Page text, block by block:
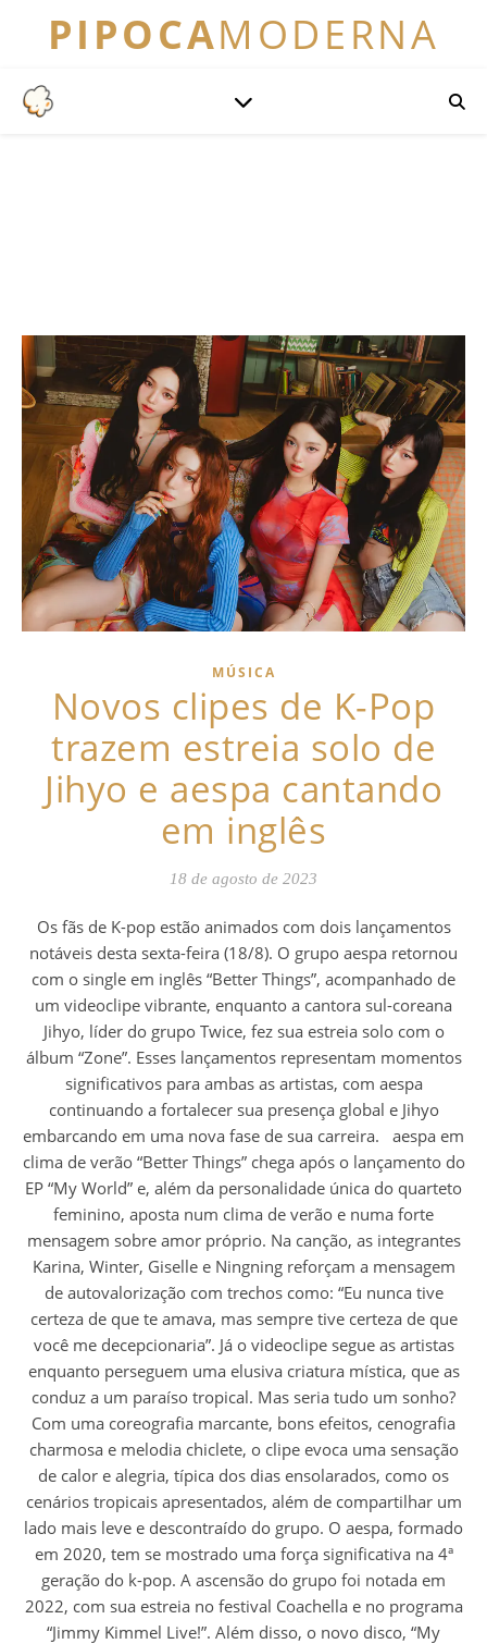
PIPOCAMODERNA
MÚSICA
Novos clipes de K-Pop
trazem estreia solo de
Jihyo e aespa cantando
em inglês
18 de agosto de 2023
Os fãs de K-pop estão animados com dois lançamentos
notáveis desta sexta-feira (18/8). O grupo aespa retornou
com o single em inglês “Better Things”, acompanhado de
um videoclipe vibrante, enquanto a cantora sul-coreana
Jihyo, líder do grupo Twice, fez sua estreia solo com o
álbum “Zone”. Esses lançamentos representam momentos
significativos para ambas as artistas, com aespa
continuando a fortalecer sua presença global e Jihyo
embarcando em uma nova fase de sua carreira. aespa em
clima de verão “Better Things” chega após o lançamento do
EP “My World” e, além da personalidade única do quarteto
feminino, aposta num clima de verão e numa forte
mensagem sobre amor próprio. Na canção, as integrantes
Karina, Winter, Giselle e Ningning reforçam a mensagem
de autovalorização com trechos como: “Eu nunca tive
certeza de que te amava, mas sempre tive certeza de que
você me decepcionaria”. Já o videoclipe segue as artistas
enquanto perseguem uma elusiva criatura mística, que as
conduz a um paraíso tropical. Mas seria tudo um sonho?
Com uma coreografia marcante, bons efeitos, cenografia
charmosa e melodia chiclete, o clipe evoca uma sensação
de calor e alegria, típica dos dias ensolarados, como os
cenários tropicais apresentados, além de compartilhar um
lado mais leve e descontraído do grupo. O aespa, formado
em 2020, tem se mostrado uma força significativa na 4ª
geração do k-pop. A ascensão do grupo foi notada em
2022, com sua estreia no festival Coachella e no programa
“Jimmy Kimmel Live!”. Além disso, o novo disco, “My